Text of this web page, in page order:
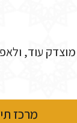
מוצדק עוד,
מרכז